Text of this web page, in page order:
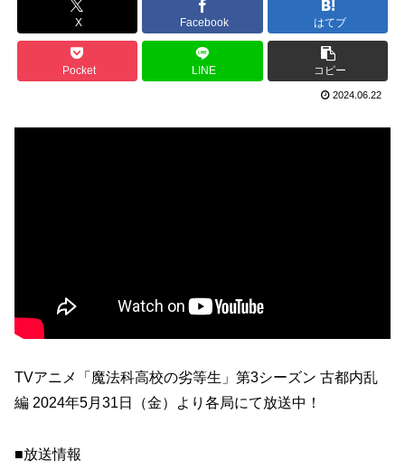
X Facebook はてブ
Pocket LINE コピー
2024.06.22
TVアニメ「魔法科高校の劣等生」第3シーズン 古都内乱
編 2024年5月31日（金）より各局にて放送中！
■放送情報